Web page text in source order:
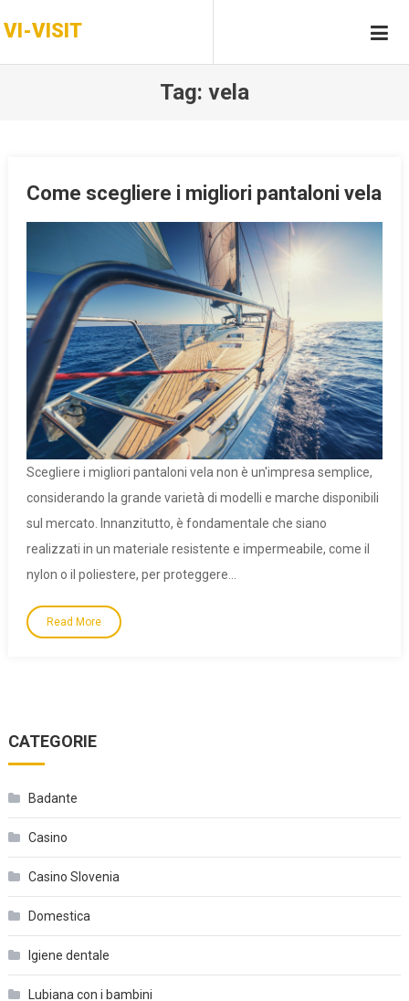
to
content
VI-VISIT
Tag: vela
Come scegliere i migliori pantaloni vela
Scegliere i migliori pantaloni vela non è un'impresa semplice,
considerando la grande varietà di modelli e marche disponibili
sul mercato. Innanzitutto, è fondamentale che siano
realizzati in un materiale resistente e impermeabile, come il
nylon o il poliestere, per proteggere…
Read More
CATEGORIE
Badante
Casino
Casino Slovenia
Domestica
Igiene dentale
Lubiana con i bambini